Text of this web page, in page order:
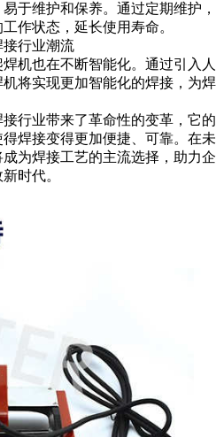
维护和保养。通过定期维护，
作状态，延长使用寿命。
行业潮流
也在不断智能化。通过引入人
将实现更加智能化的焊接，为焊
业带来了革命性的变革，它的
焊接变得更加便捷、可靠。在未
为焊接工艺的主流选择，助力企
时代。